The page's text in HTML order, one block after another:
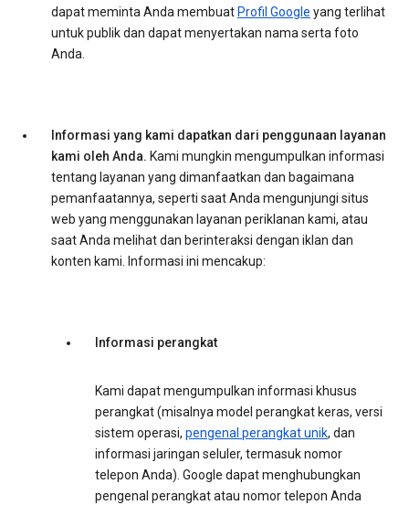
dapat meminta Anda membuat Profil Google yang terlihat
untuk publik dan dapat menyertakan nama serta foto
Anda.
Informasi yang kami dapatkan dari penggunaan layanan
kami oleh Anda. Kami mungkin mengumpulkan informasi
tentang layanan yang dimanfaatkan dan bagaimana
pemanfaatannya, seperti saat Anda mengunjungi situs
web yang menggunakan layanan periklanan kami, atau
saat Anda melihat dan berinteraksi dengan iklan dan
konten kami. Informasi ini mencakup:
Informasi perangkat
Kami dapat mengumpulkan informasi khusus
perangkat (misalnya model perangkat keras, versi
sistem operasi, pengenal perangkat unik, dan
informasi jaringan seluler, termasuk nomor
telepon Anda). Google dapat menghubungkan
pengenal perangkat atau nomor telepon Anda